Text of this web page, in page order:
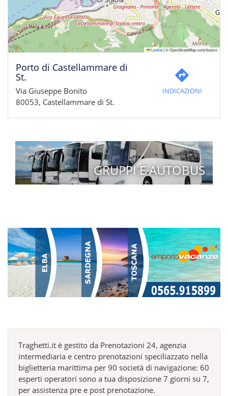
Leaflet|© OpenStreetMap contributors
Porto di Castellammare di
St.
Via Giuseppe Bonito
80053, Castellammare di St.
INDICAZIONI
GRUPPI E AUTOBUS
Traghetti.it è gestito da Prenotazioni 24, agenzia
intermediaria e centro prenotazioni speciliazzato nella
biglietteria marittima per 90 società di navigazione: 60
esperti operatori sono a tua disposizione 7 giorni su 7,
per assistenza pre e post prenotazione.